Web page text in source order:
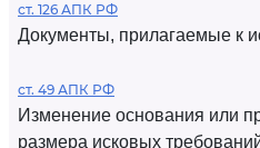
ст. 126 АПК РФ
Документы, прилагаемые к
ст. 49 АПК РФ
Изменение основания или
размера исковых